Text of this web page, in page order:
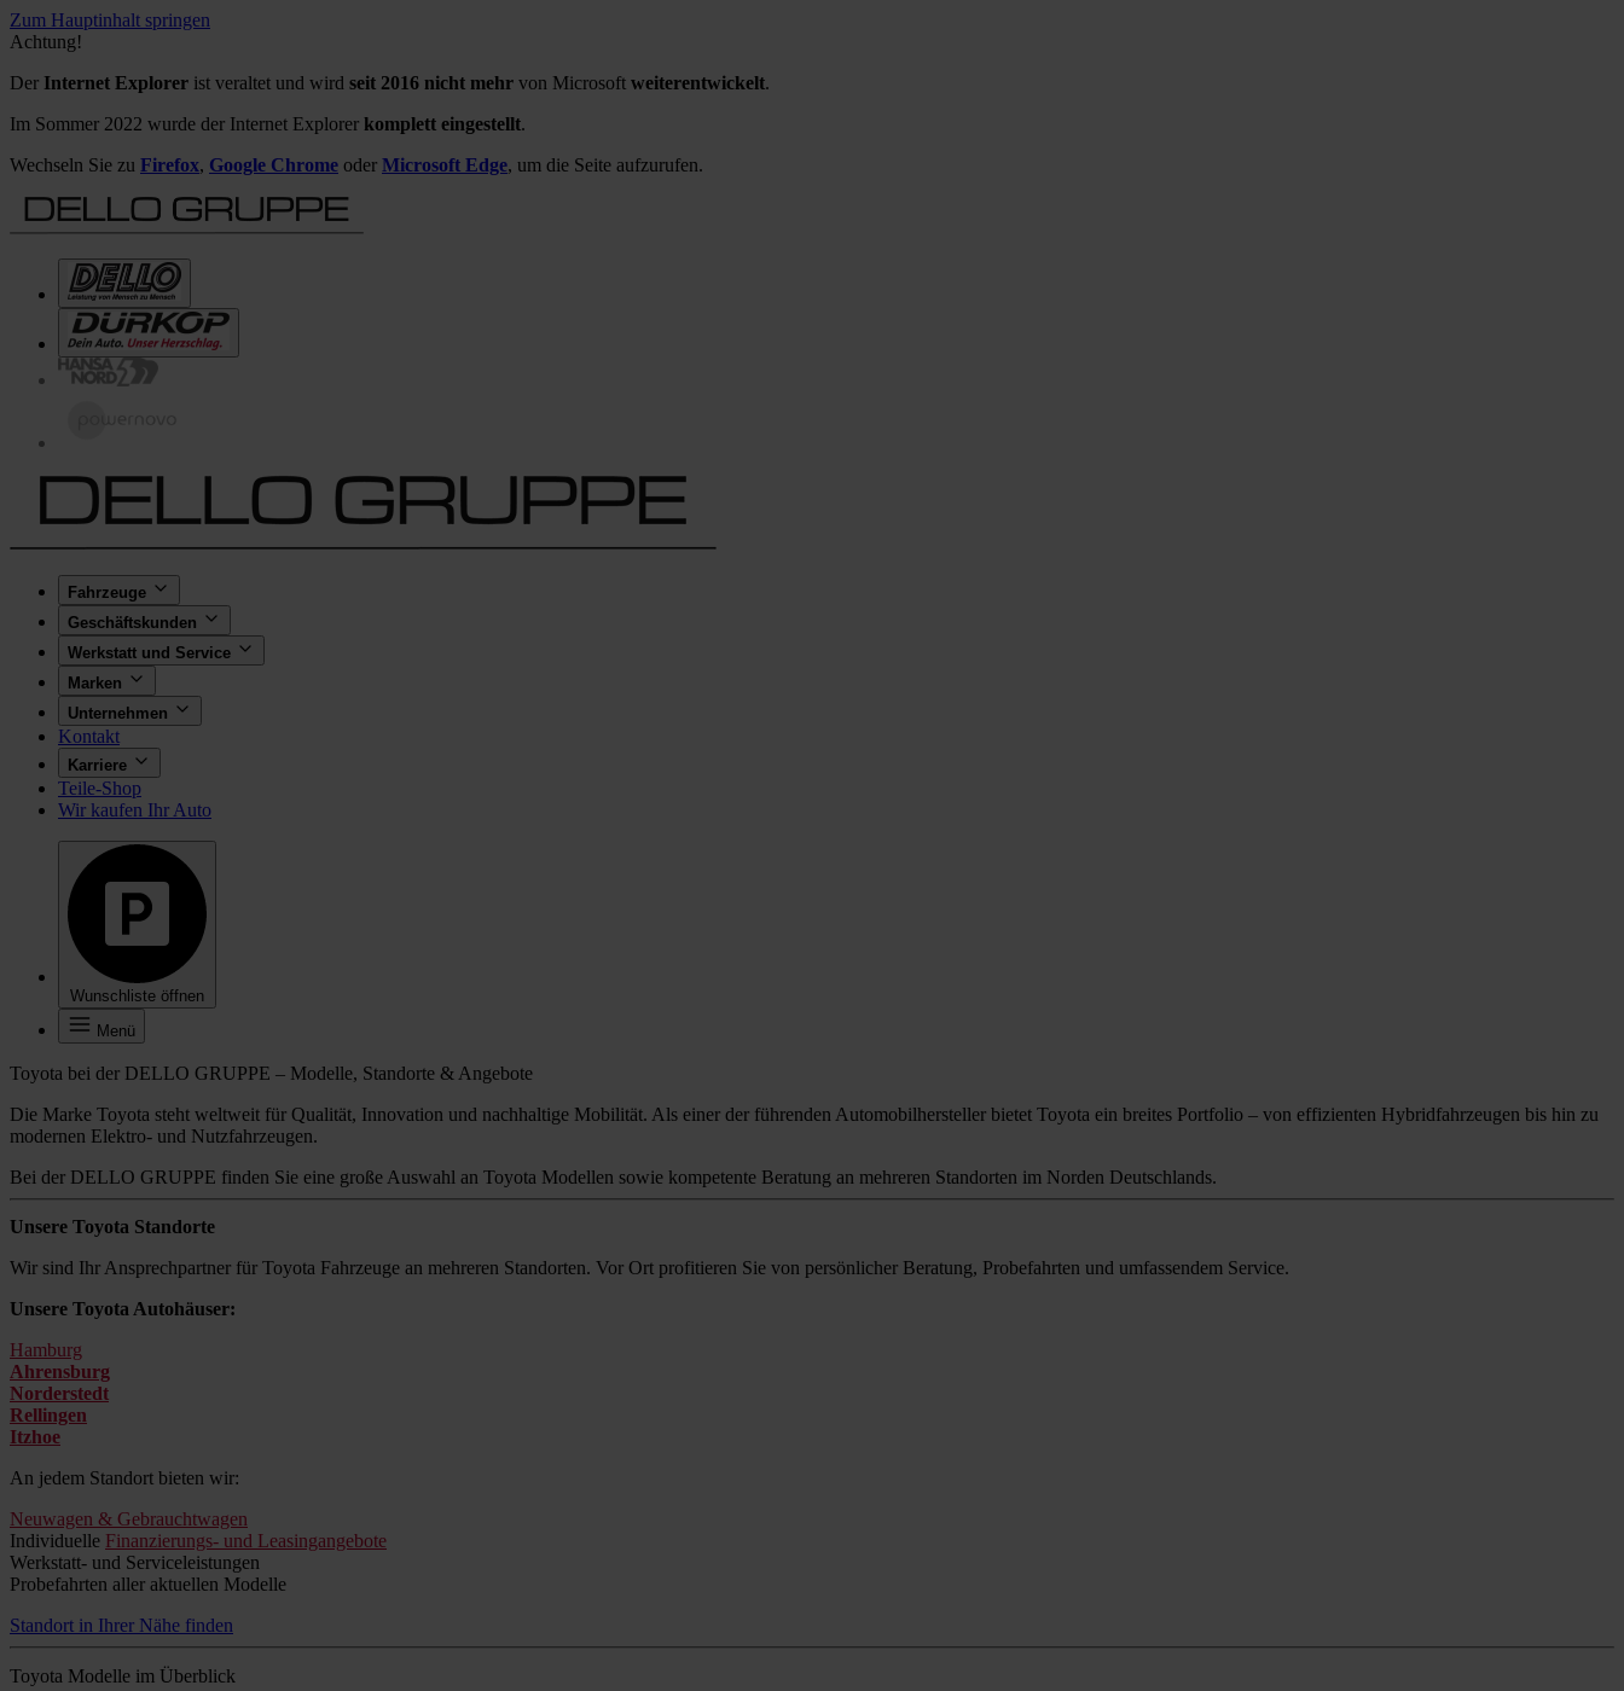
Zum Hauptinhalt springen
Achtung!
Der Internet Explorer ist veraltet und wird seit 2016 nicht mehr von Microsoft weiterentwickelt.
Im Sommer 2022 wurde der Internet Explorer komplett eingestellt.
Wechseln Sie zu Firefox, Google Chrome oder Microsoft Edge, um die Seite aufzurufen.
Fahrzeuge
Geschäftskunden
Werkstatt und Service
Marken
Unternehmen
Kontakt
Karriere
Teile-Shop
Wir kaufen Ihr Auto
Wunschliste öffnen
Menü
Toyota bei der DELLO GRUPPE – Modelle, Standorte & Angebote
Die Marke Toyota steht weltweit für Qualität, Innovation und nachhaltige Mobilität. Als einer der führenden Automobilhersteller bietet Toyota ein breites Portfolio – von effizienten Hybridfahrzeugen bis hin zu
modernen Elektro- und Nutzfahrzeugen.
Bei der DELLO GRUPPE finden Sie eine große Auswahl an Toyota Modellen sowie kompetente Beratung an mehreren Standorten im Norden Deutschlands.
Unsere Toyota Standorte
Wir sind Ihr Ansprechpartner für Toyota Fahrzeuge an mehreren Standorten. Vor Ort profitieren Sie von persönlicher Beratung, Probefahrten und umfassendem Service.
Unsere Toyota Autohäuser:
Hamburg
Ahrensburg
Norderstedt
Rellingen
Itzhoe
An jedem Standort bieten wir:
Neuwagen & Gebrauchtwagen
Individuelle Finanzierungs- und Leasingangebote
Werkstatt- und Serviceleistungen
Probefahrten aller aktuellen Modelle
Standort in Ihrer Nähe finden
Toyota Modelle im Überblick